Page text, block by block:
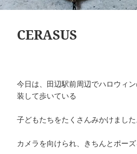
CERASUS
今日は、田辺駅前周辺でハロウィ
装して歩いている
子どもたちをたくさんみかけました
カメラを向けられ、きちんとポーズ